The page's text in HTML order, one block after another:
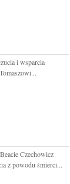
i wsparcia
Czechowicz
z powodu śmierci...